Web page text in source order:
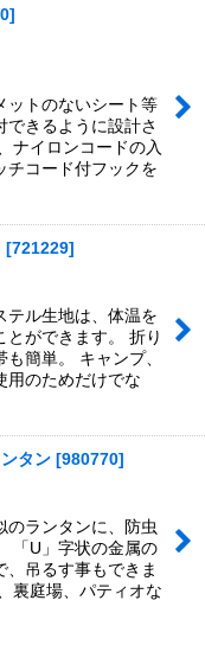
]
ットのないシート等
できるように設計さ
ナイロンコードの入
チコード付フックを
[721229]
テル生地は、体温を
ができます。 折り
簡単。 キャンプ、
用のためだけでな
タン [980770]
ランタンに、防虫
「U」字状の金属の
吊るす事もできま
裏庭場、パティオな